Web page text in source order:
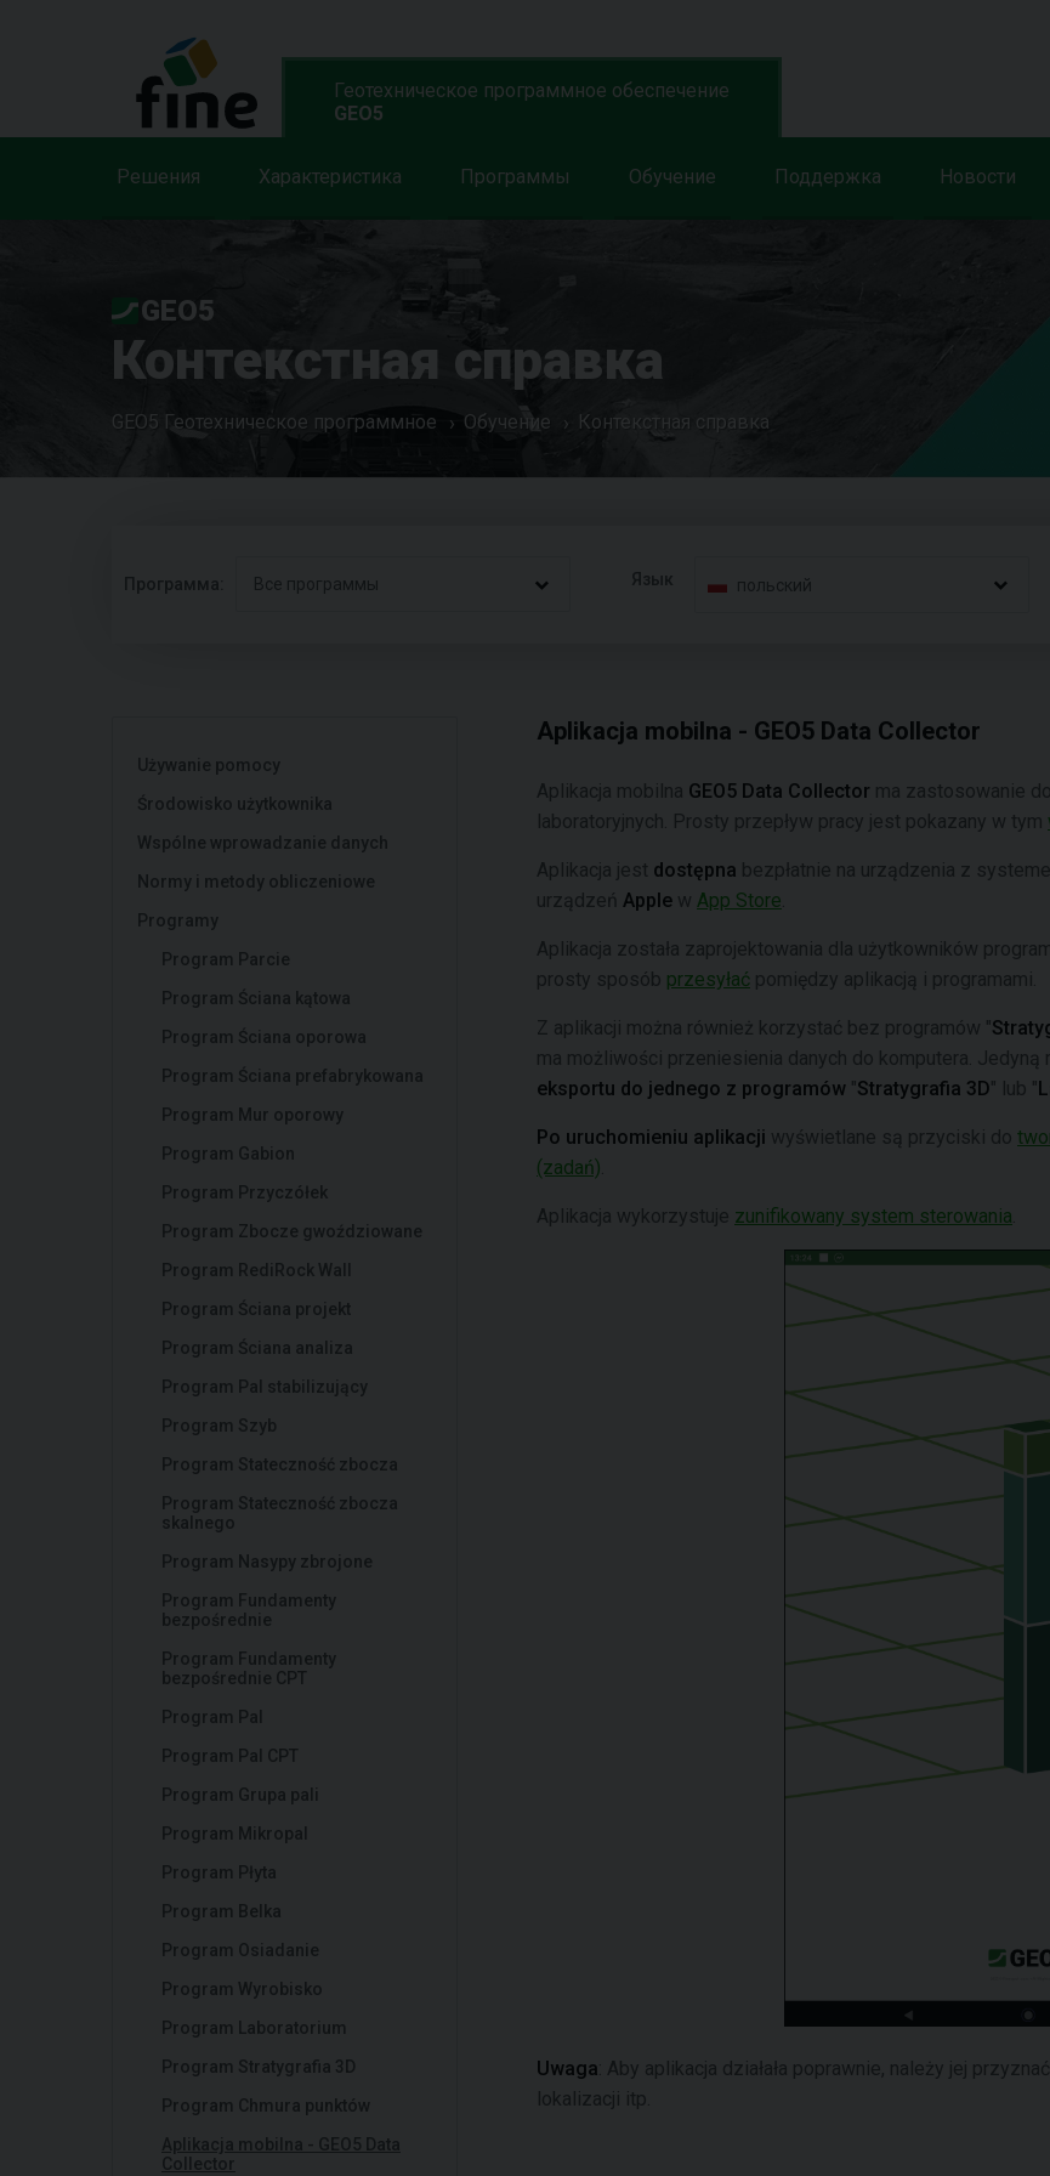
Геотехническое программное обеспечение
GEO5
Решения Характеристика Программы Обучение Поддержка Новости
GEO5
Контекстная справка
GEO5 Геотехническое программное Обучение Контекстная справка
Программа: Все программы Язык польский
Używanie pomocy
Środowisko użytkownika
Wspólne wprowadzanie danych
Normy i metody obliczeniowe
Programy
Program Parcie
Program Ściana kątowa
Program Ściana oporowa
Program Ściana prefabrykowana
Program Mur oporowy
Program Gabion
Program Przyczółek
Program Zbocze gwoździowane
Program RediRock Wall
Program Ściana projekt
Program Ściana analiza
Program Pal stabilizujący
Program Szyb
Program Stateczność zbocza
Program Stateczność zbocza
skalnego
Program Nasypy zbrojone
Program Fundamenty
bezpośrednie
Program Fundamenty
bezpośrednie CPT
Program Pal
Program Pal CPT
Program Grupa pali
Program Mikropal
Program Płyta
Program Belka
Program Osiadanie
Program Wyrobisko
Program Laboratorium
Program Stratygrafia 3D
Program Chmura punktów
Aplikacja mobilna - GEO5 Data
Collector
Aplikacja mobilna - GEO5 Data Collector
Aplikacja mobilna GEO5 Data Collector ma zastosowanie
laboratoryjnych. Prosty przepływ pracy jest pokazany w tym
Aplikacja jest dostępna bezpłatnie na urządzenia z
urządzeń Apple w App Store
Aplikacja została zaprojektowania dla użytkowników
prosty sposób przesyłać pomiędzy aplikacją i programami.
Z aplikacji można również korzystać bez programów "
ma możliwości przeniesienia danych do komputera.
eksportu do jednego z programów "Stratygrafia 3D" lub "
Po uruchomieniu aplikacji wyświetlane są przyciski do
(zadań)
Aplikacja wykorzystuje zunifikowany system sterowania
Uwaga : Aby aplikacja działała poprawnie, należy jej
lokalizacji itp.